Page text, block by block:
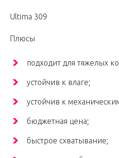
Ultima 309
Плюсы
подходит для тяжелых
устойчив к влаге;
устойчив к
бюджетная цена;
быстрое схватывание;